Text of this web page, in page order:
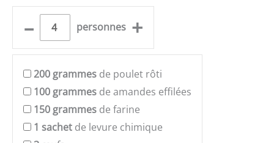
– personnes +
200 grammes de poulet rôti
100 grammes de amandes effilées
150 grammes de farine
1 sachet de levure chimique